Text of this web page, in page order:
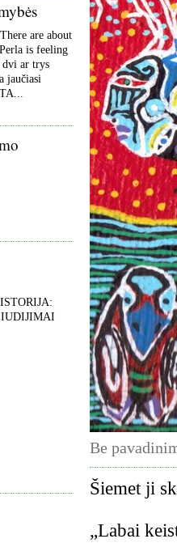
There are about
is feeling
dvi ar trys
jaučiasi
ISTORIJA:
Be
Šiemet ji
„Labai